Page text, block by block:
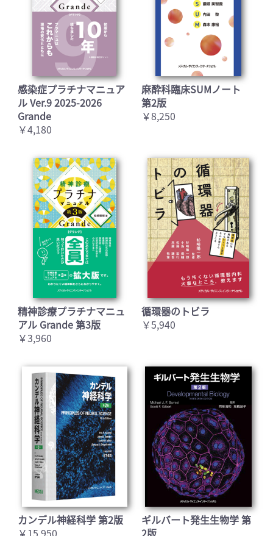
感染症プラチナマニュア
ル Ver.9 2025-2026
Grande
￥4,180
麻酔科臨床SUMノート
第2版
￥8,250
精神診療プラチナマニュ
アル Grande 第3版
￥3,960
循環器のトビラ
￥5,940
カンデル神経科学 第2版
￥15,950
ギルバート発生生物学 第
2版